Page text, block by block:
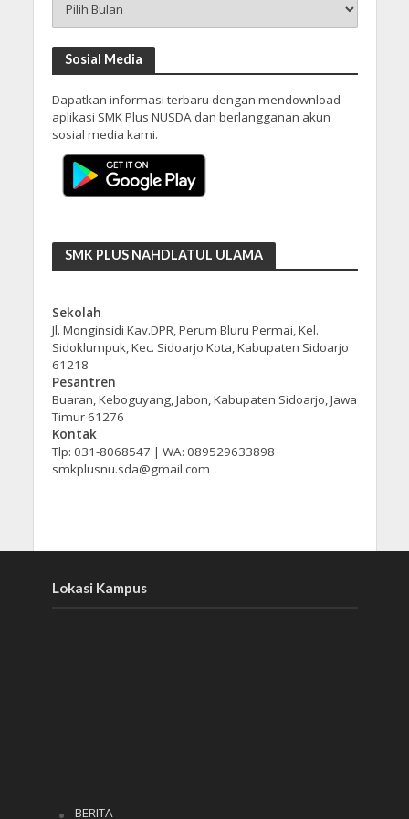
Sosial Media
Dapatkan informasi terbaru dengan mendownload
aplikasi SMK Plus NUSDA dan berlangganan akun
sosial media kami.
SMK PLUS NAHDLATUL ULAMA
Sekolah
Jl. Monginsidi Kav.DPR, Perum Bluru Permai, Kel.
Sidoklumpuk, Kec. Sidoarjo Kota, Kabupaten Sidoarjo
61218
Pesantren
Buaran, Keboguyang, Jabon, Kabupaten Sidoarjo, Jawa
Timur 61276
Kontak
Tlp: 031-8068547 | WA: 089529633898
smkplusnu.sda@gmail.com
Lokasi Kampus
BERITA